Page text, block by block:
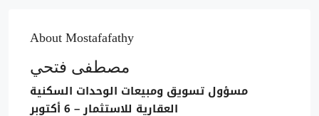
About Mostafafathy
مصطفى فتحي
مسؤول تسويق ومبيعات الوحدات السكنية
العقارية للاستثمار – 6 أكتوبر